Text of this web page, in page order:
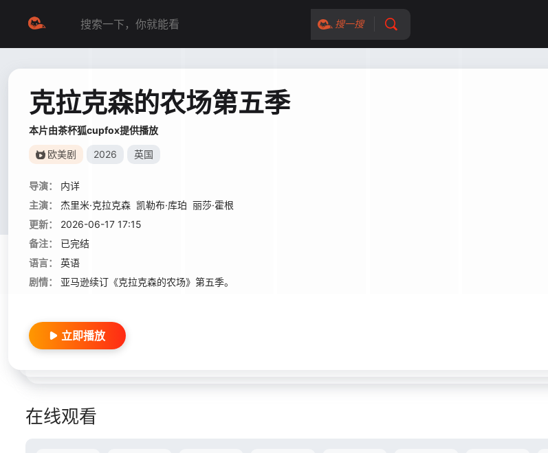
搜一搜
克拉克森的农场第五季
本片由茶杯狐cupfox提供播放
欧美剧 2026 英国
导演：
内详
主演：
杰里米·克拉克森 凯勒布·库珀 丽莎·霍根
更新：
2026-06-17 17:15
备注：
已完结
语言：
英语
剧情：
亚马逊续订《克拉克森的农场》第五季。
立即播放
在线观看